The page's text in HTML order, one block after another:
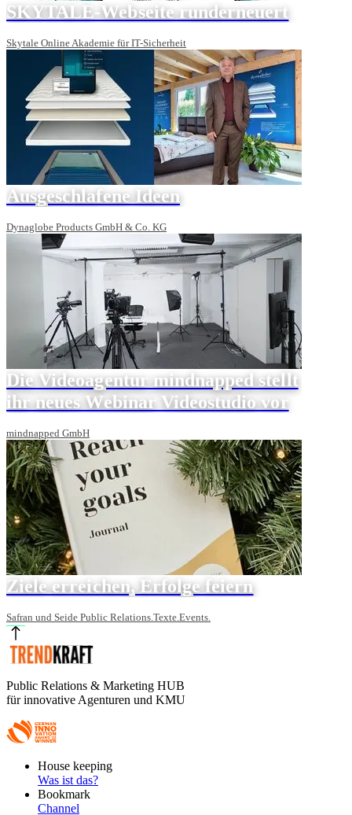
SKYTALE-Webseite runderneuert
Skytale Online Akademie für IT-Sicherheit
Ausgeschlafene Ideen
Dynaglobe Products GmbH & Co. KG
Die Videoagentur mindnapped stellt
ihr neues Webinar Videostudio vor
mindnapped GmbH
Ziele erreichen, Erfolge feiern
Safran und Seide Public Relations.Texte.Events.
Public Relations & Marketing HUB
für innovative Agenturen und KMU
FooterHouse keeping
Was ist das?
Bookmark
Channel